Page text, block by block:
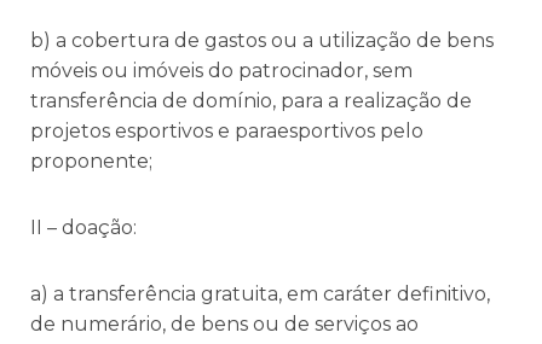
b) a cobertura de gastos ou a utilização de bens
móveis ou imóveis do patrocinador, sem
transferência de domínio, para a realização de
projetos esportivos e paraesportivos pelo
proponente;
II – doação:
a) a transferência gratuita, em caráter definitivo,
de numerário, de bens ou de serviços ao